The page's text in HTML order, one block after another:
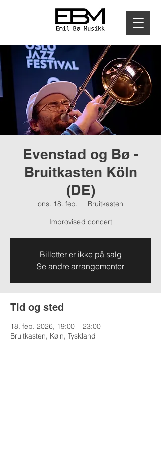
Evenstad og Bø -
Bruitkasten Köln
(DE)
ons. 18. feb.
  |
Bruitkasten
Improvised concert
Billetter er ikke på salg
Se andre arrangementer
Tid og sted
18. feb. 2026, 19:00 – 23:00
Bruitkasten, Køln, Tyskland